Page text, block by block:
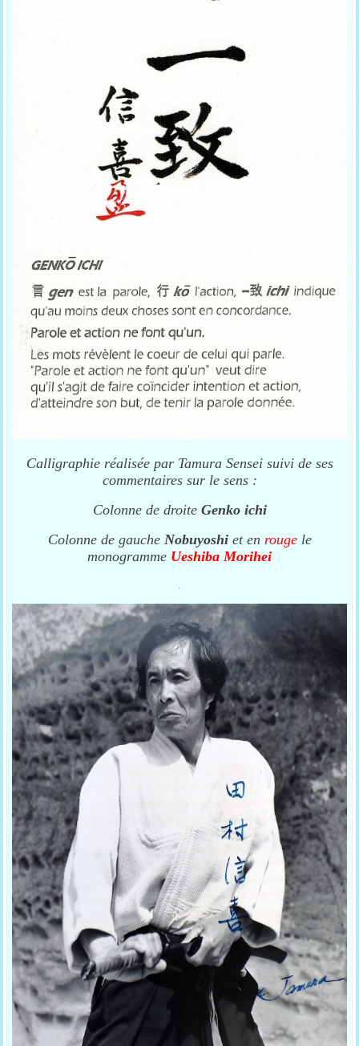
Calligraphie réalisée par Tamura Sensei suivi de ses
commentaires sur le sens :
Colonne de droite Genko ichi
Colonne de gauche Nobuyoshi et en rouge le
monogramme Ueshiba Morihei
.